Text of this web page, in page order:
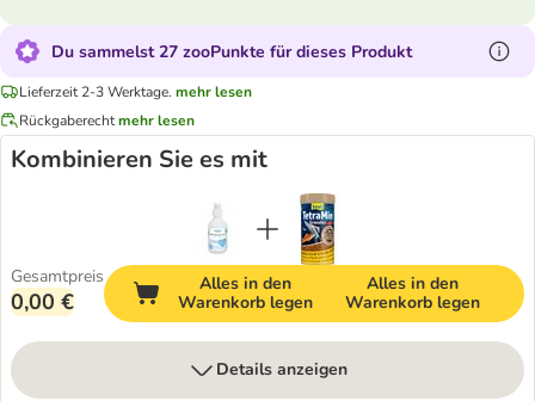
Du sammelst 27 zooPunkte für dieses Produkt
Lieferzeit 2-3 Werktage. mehr lesen
Rückgaberechtmehr lesen
Kombinieren Sie es mit
Gesamtpreis
0,00 €
Alles in den
Warenkorb legen
Alles in den
Warenkorb legen
Details anzeigen